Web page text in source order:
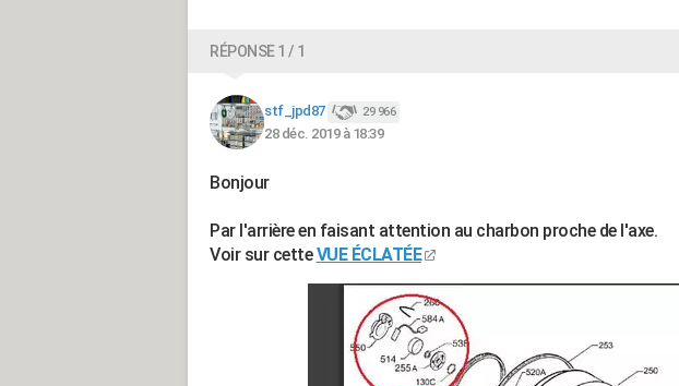
RÉPONSE 1 / 1
stf_jpd87 29 966
28 déc. 2019 à 18:39
Bonjour
Par l'arrière en faisant attention au charbon proche de l'axe.
Voir sur cetteVUE ÉCLATÉE